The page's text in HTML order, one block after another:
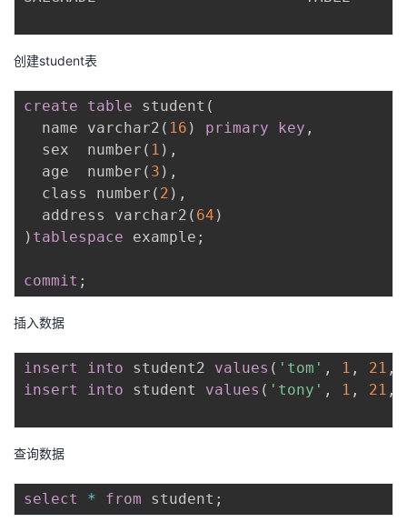
创建student表
create table student (
  name varchar2
( 16 ) primary key ,
  sex  number
( 1 ) ,
  age  number
( 3 ) ,
  class number
( 2 ) ,
  address varchar2
( 64 )
) tablespace example ;
commit ;
插入数据
insert into student2 values ( 'tom' , 1 , 21 ,
insert
into student values ( 'tony' , 1 , 21 ,
查询数据
select * from student ;